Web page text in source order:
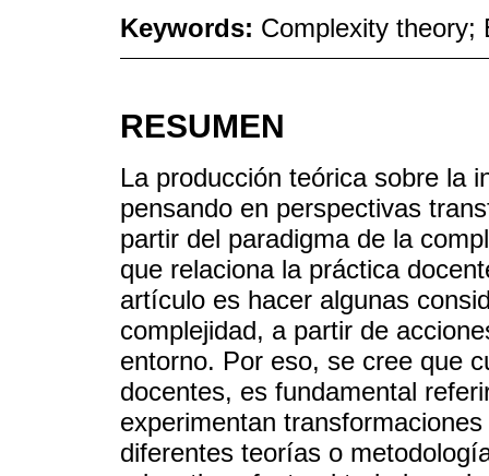
Keywords: Complexity theory;
RESUMEN
La producción teórica sobre la
pensando en perspectivas
partir del paradigma de la
que relaciona la práctica
artículo es hacer algunas
complejidad, a partir de
entorno. Por eso, se cree que
docentes, es fundamental
experimentan
diferentes teorías o